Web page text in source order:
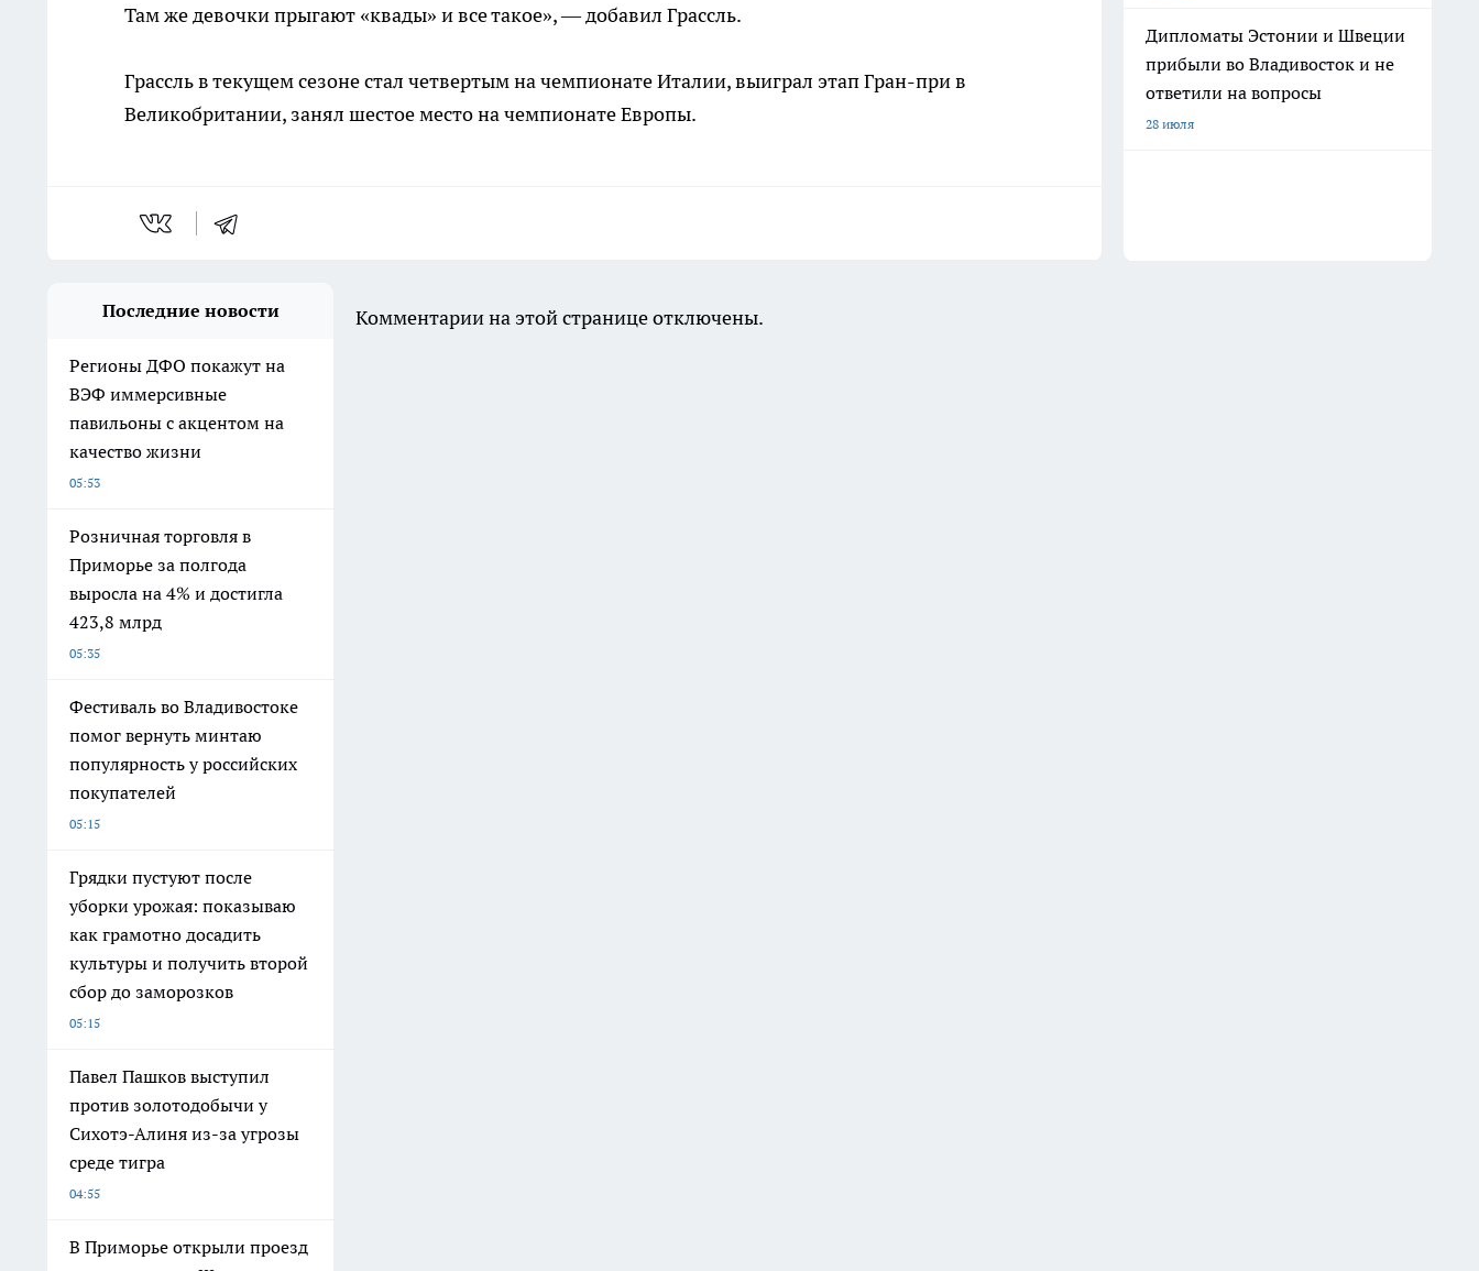
Там же девочки прыгают «квады» и все такое», — добавил Грассль.
Грассль в текущем сезоне стал четвертым на чемпионате Италии, выиграл этап Гран-при в
Великобритании, занял шестое место на чемпионате Европы.
Дипломаты Эстонии и Швеции
прибыли во Владивосток и не
ответили на вопросы
28 июля
Последние новости
Регионы ДФО покажут на
ВЭФ иммерсивные
павильоны с акцентом на
качество жизни
05:53
Розничная торговля в
Приморье за полгода
выросла на 4% и достигла
423,8 млрд
05:35
Фестиваль во Владивостоке
помог вернуть минтаю
популярность у российских
покупателей
05:15
Грядки пустуют после
уборки урожая: показываю
как грамотно досадить
культуры и получить второй
сбор до заморозков
05:15
Павел Пашков выступил
против золотодобычи у
Сихотэ-Алиня из-за угрозы
среде тигра
04:55
В Приморье открыли проезд
Комментарии на этой странице отключены.